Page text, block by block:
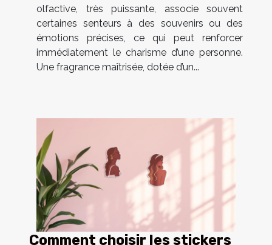
olfactive, très puissante, associe souvent
certaines senteurs à des souvenirs ou des
émotions précises, ce qui peut renforcer
immédiatement le charisme d’une personne.
Une fragrance maîtrisée, dotée d’un...
Comment choisir les stickers